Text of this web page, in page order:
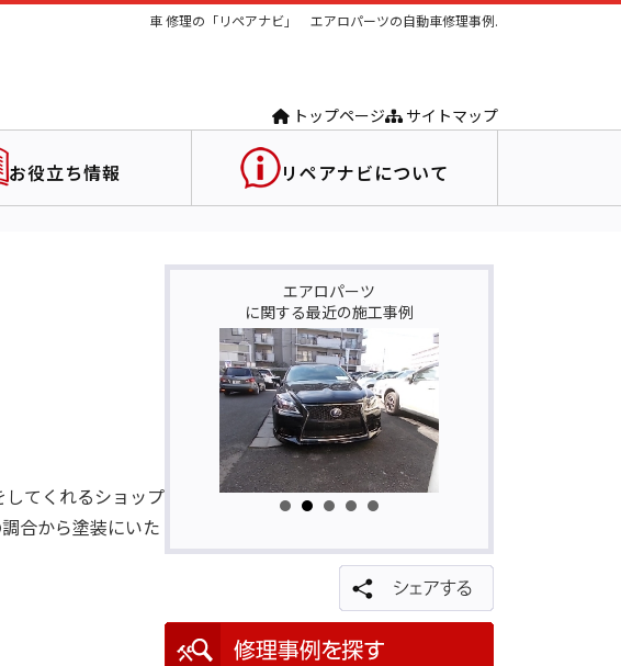
車 修理の「リペアナビ」 エアロパーツの自動車修理事例.
トップページ サイトマップ
お役立ち情報 リペアナビについて
てくれるショップ
合から塗装にいた
エアロパーツ
に関する最近の施工事例